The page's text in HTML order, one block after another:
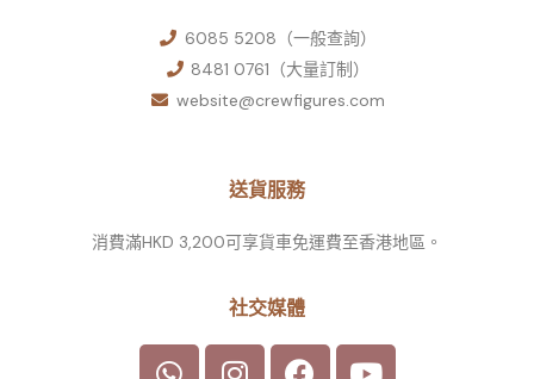
6085 5208（一般查詢）
8481 0761（大量訂制）
website@crewfigures.com
送貨服務
消費滿HKD 3,200可享貨車免運費至香港地區。
社交媒體